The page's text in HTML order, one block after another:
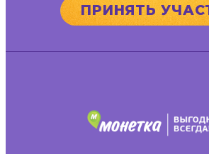
ПРИНЯТЬ